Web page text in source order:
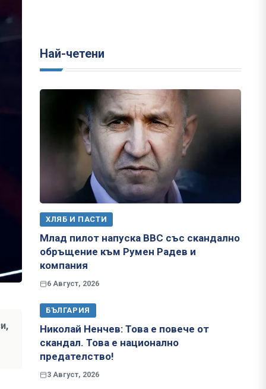
Най-четени
ХЛЯБ И ПАСТИ
Млад пилот напуска ВВС със скандално
обръщение към Румен Радев и
компания
6 Август, 2026
БЪЛГАРИЯ
Николай Ненчев: Това е повече от
скандал. Това е национално
предателство!
3 Август, 2026